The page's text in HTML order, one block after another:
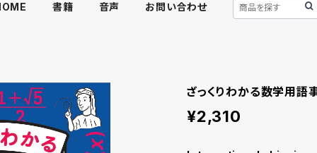
書籍 音声 お問い合わせ
ざっくりわかる数学用語
¥2,310